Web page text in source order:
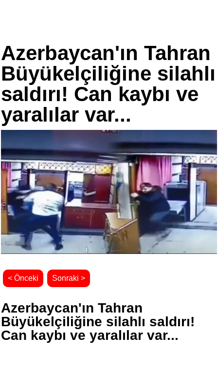
Azerbaycan'ın Tahran
Büyükelçiliğine silahlı
saldırı! Can kaybı ve
yaralılar var...
< Önceki Sonraki >
Azerbaycan'ın Tahran
Büyükelçiliğine silahlı saldırı!
Can kaybı ve yaralılar var...